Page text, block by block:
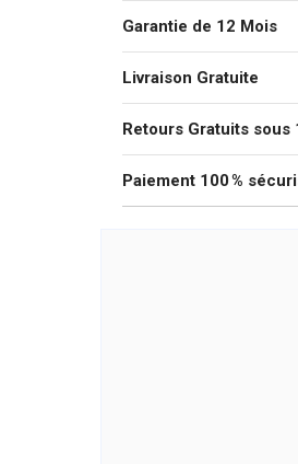
Garantie de 12 Mois
Livraison Gratuite
Retours Gratuits sous
Paiement 100 %